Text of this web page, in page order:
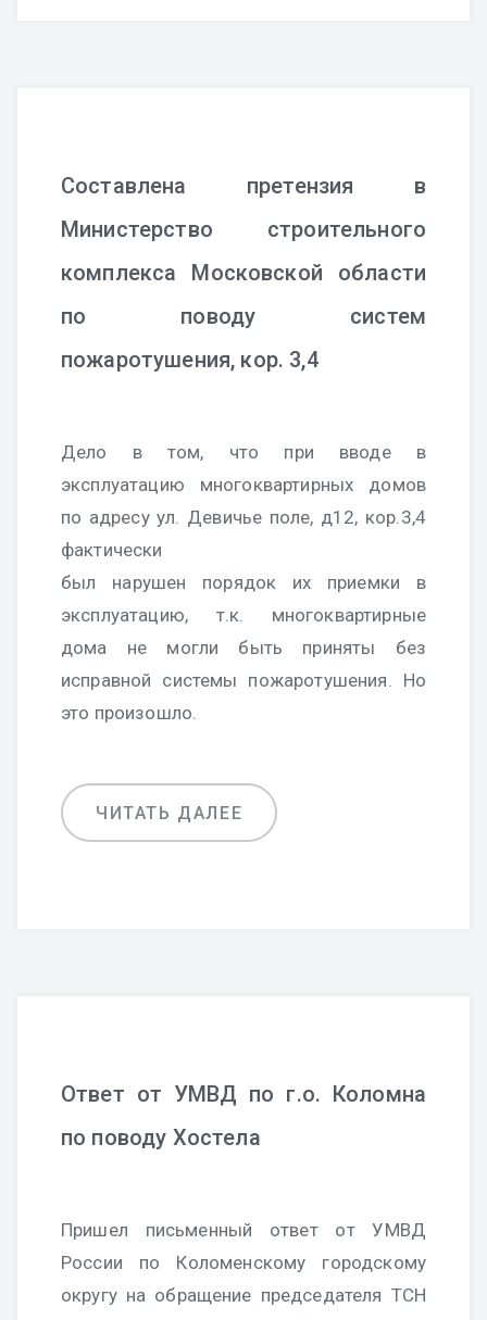
Составлена претензия в
Министерство строительного
комплекса Московской области
по поводу систем
пожаротушения, кор. 3,4
Дело в том, что при вводе в
эксплуатацию многоквартирных домов
по адресу ул. Девичье поле, д12, кор.3,4
фактически
был нарушен порядок их приемки в
эксплуатацию, т.к. многоквартирные
дома не могли быть приняты без
исправной системы пожаротушения. Но
это произошло.
ЧИТАТЬ ДАЛЕЕ
Ответ от УМВД по г.о. Коломна
по поводу Хостела
Пришел письменный ответ от УМВД
России по Коломенскому городскому
округу на обращение председателя ТСН